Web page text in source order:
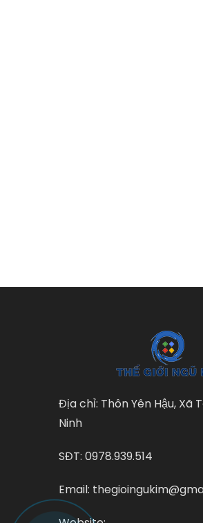
Địa chỉ: Thôn Yên Hậu, Xã
Ninh
SĐT: 0978.939.514
Email: